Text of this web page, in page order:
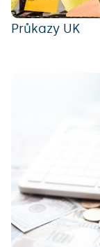
Průkazy UK